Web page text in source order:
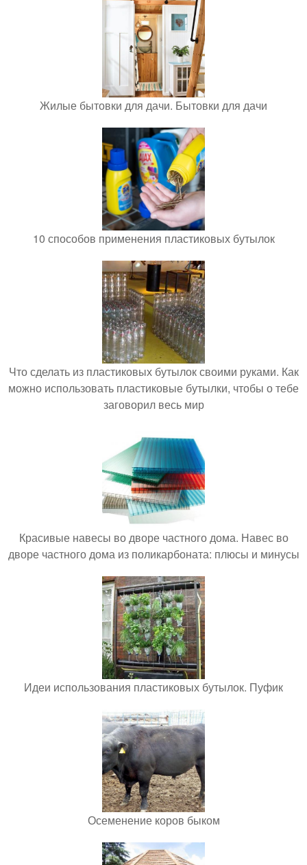
Жилые бытовки для дачи. Бытовки для дачи
10 способов применения пластиковых бутылок
Что сделать из пластиковых бутылок своими руками. Как
можно использовать пластиковые бутылки, чтобы о тебе
заговорил весь мир
Красивые навесы во дворе частного дома. Навес во
дворе частного дома из поликарбоната: плюсы и минусы
Идеи использования пластиковых бутылок. Пуфик
Осеменение коров быком